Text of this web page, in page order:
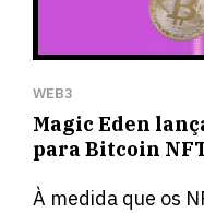
WEB3
Magic Eden
para Bitcoin
À medida que os